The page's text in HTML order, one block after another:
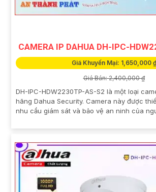
CAMERA IP DAHUA DH-IPC-
Giá Khuyến Mại: 1,650,000 ₫
Giá Bán: 2,400,000 ₫
DH-IPC-HDW2230TP-AS-S2 là một loại
hãng Dahua Security. Camera này được
nhu cầu giám sát và bảo vệ an ninh của